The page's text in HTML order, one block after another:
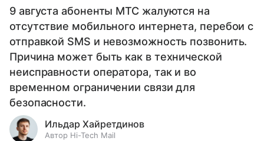
9 августа абоненты МТС жалуются на
отсутствие мобильного интернета, перебои с
отправкой SMS и невозможность позвонить.
Причина может быть как в технической
неисправности оператора, так и во
временном ограничении связи для
безопасности.
Ильдар Хайретдинов
Автор Hi-Tech Mail